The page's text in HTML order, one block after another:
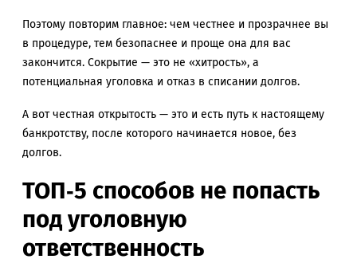
Поэтому повторим главное: чем честнее и прозрачнее вы
в процедуре, тем безопаснее и проще она для вас
закончится. Сокрытие — это не «хитрость», а
потенциальная уголовка и отказ в списании долгов.
А вот честная открытость — это и есть путь к настоящему
банкротству, после которого начинается новое, без
долгов.
ТОП‑5 способов не попасть
под уголовную
ответственность